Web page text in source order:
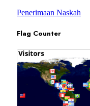
Penerimaan Naskah
Flag Counter